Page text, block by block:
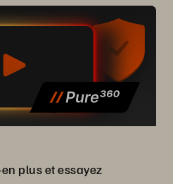
plus et essayez